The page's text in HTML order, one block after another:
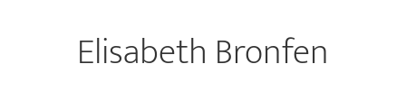
Elisabeth Bronfen